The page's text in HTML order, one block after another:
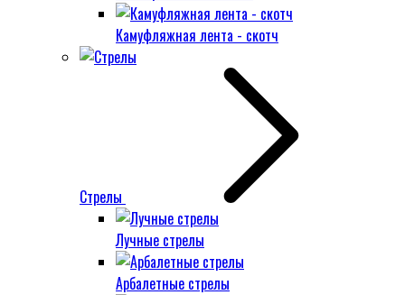
Камуфляжная лента - скотч
Стрелы
Лучные стрелы
Арбалетные стрелы